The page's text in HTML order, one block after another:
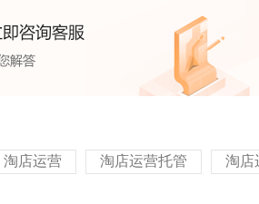
淘店运营 淘店运营托管 淘店